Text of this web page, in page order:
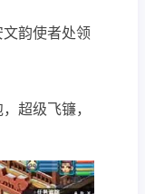
韵使者处领
超级飞镰，